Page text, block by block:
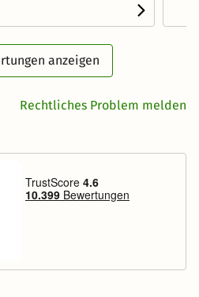
anzeigen
Rechtliches Problem melden